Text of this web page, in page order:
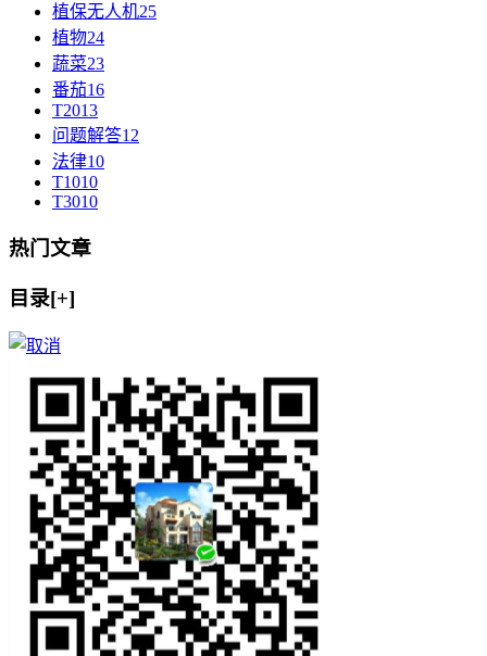
植保无人机25
植物24
蔬菜23
番茄16
T2013
问题解答12
法律10
T1010
T3010
热门文章
目录[+]